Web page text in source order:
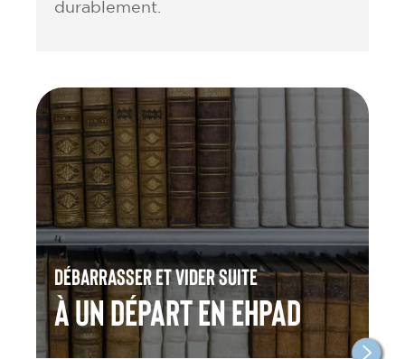
durablement.
Débarrasser et vider suite
à un départ en Ehpad